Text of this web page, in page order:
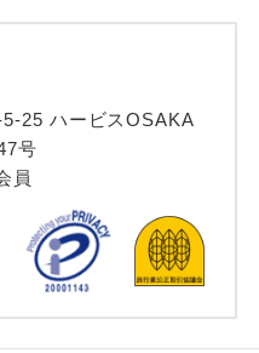
25 ハービスOSAKA
号
員